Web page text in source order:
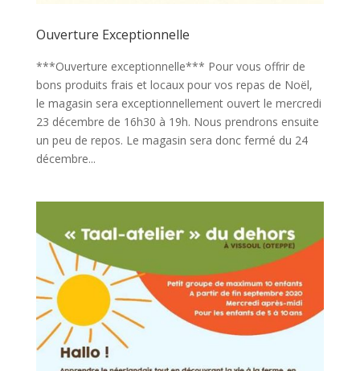
Ouverture Exceptionnelle
***Ouverture exceptionnelle*** Pour vous offrir de
bons produits frais et locaux pour vos repas de Noël,
le magasin sera exceptionnellement ouvert le mercredi
23 décembre de 16h30 à 19h. Nous prendrons ensuite
un peu de repos. Le magasin sera donc fermé du 24
décembre...